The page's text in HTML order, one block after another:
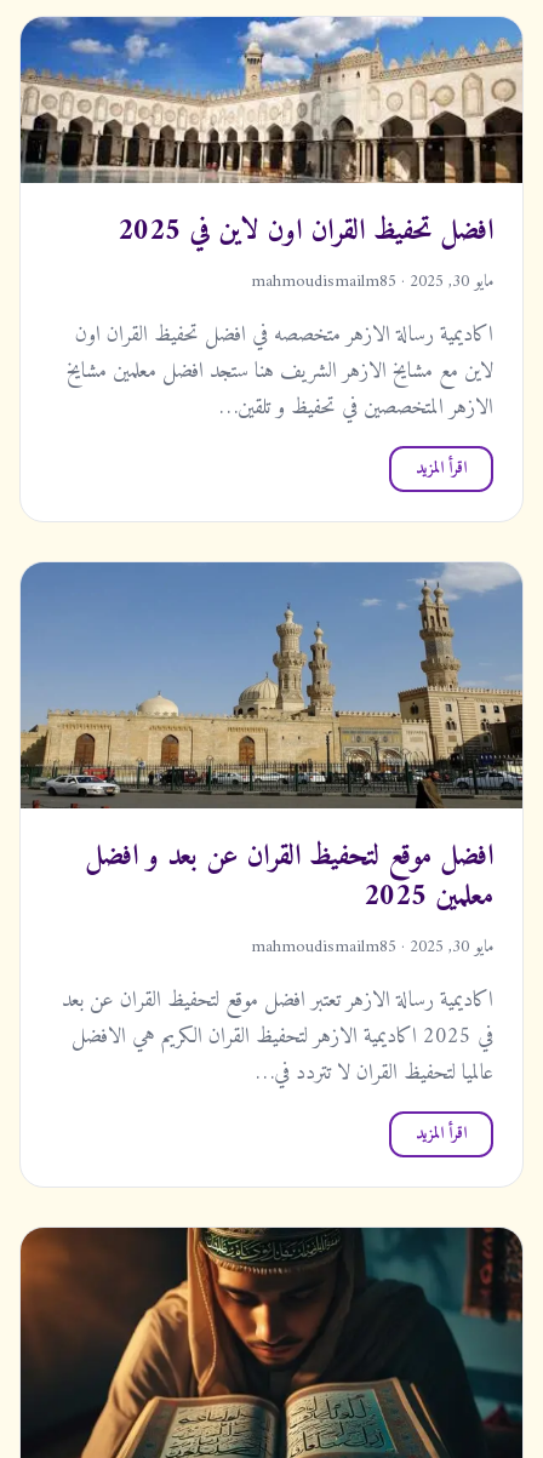
افضل تحفيظ القران اون لاين في 2025
مايو 30, 2025 · mahmoudismailm85
اكاديمية رسالة الازهر متخصصه في افضل تحفيظ القران اون
لاين مع مشايخ الازهر الشريف هنا ستجد افضل معلمين مشايخ
الازهر المتخصصين في تحفيظ و تلقين…
اقرأ المزيد
افضل موقع لتحفيظ القران عن بعد و افضل
معلمين 2025
مايو 30, 2025 · mahmoudismailm85
اكاديمية رسالة الازهر تعتبر افضل موقع لتحفيظ القران عن بعد
في 2025 اكاديمية الازهر لتحفيظ القران الكريم هي الافضل
عالميا لتحفيظ القران لا تتردد في…
اقرأ المزيد